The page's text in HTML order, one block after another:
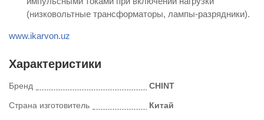
(низковольтные трансформаторы, лампы-разрядники).
www.ikarvon.uz
Характеристики
Бренд CHINT
Страна изготовитель Китай